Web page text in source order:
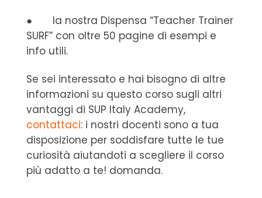
● la nostra Dispensa “Teacher Trainer
SURF” con oltre 50 pagine di esempi e
info utili.
Se sei interessato e hai bisogno di altre
informazioni su questo corso sugli altri
vantaggi di SUP Italy Academy,
contattaci: i nostri docenti sono a tua
disposizione per soddisfare tutte le tue
curiosità aiutandoti a scegliere il corso
più adatto a te! domanda.